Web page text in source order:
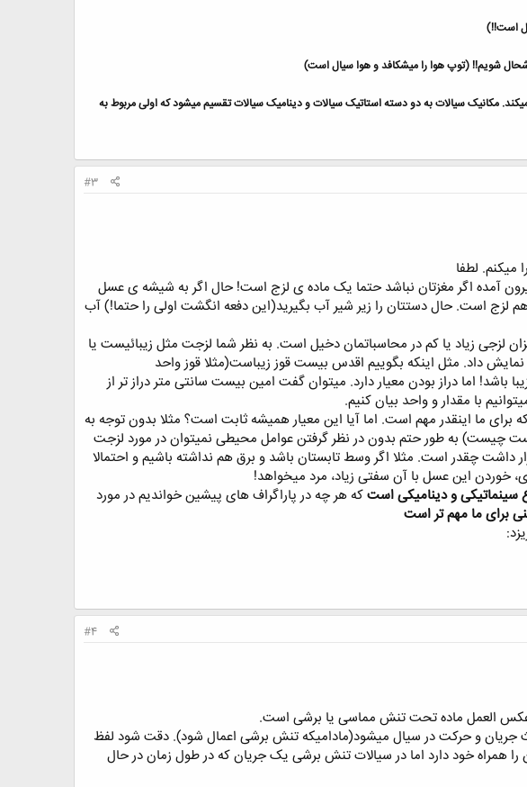
است!!)
شویم!! (توپ هوا را میشکافد و هوا سیال است)
مکانیک سیالات به دو دسته استاتیک سیالات و دینامیک سیالات تقسیم میشود که اولی مربوط به
#3
میکنم. لطفا
بیرون آمده اگر مغزتان نباشد حتما یک ماده ی لزج است! حال اگر به شیشه ی عسل
لزج است. حال دستتان را زیر شیر آب بگیرید(این دفعه انگشت اولی را حتما!) آب
لزجی زیاد یا کم در محاسباتمان دخیل است. به نظر شما لزجت مثل زیبائیست یا
نمایش داد. مثل اینکه بگوییم اقدس بیست قوز زیباست(مثلا قوز واحد
اما دراز بودن معیار دارد. میتوان گفت امین بیست سانتی متر دراز تر از
با مقدار و واحد بیان کنیم.
ما اینقدر مهم است. اما آیا این معیار همیشه ثابت است؟ مثلا بدون توجه به
چیست) به طور حتم بدون در نظر گرفتن عوامل محیطی نمیتوان در مورد لزجت
داشت چقدر است. مثلا اگر وسط تابستان باشد و برق هم نداشته باشیم و احتمالا
خوردن این عسل با آن سفتی زیاد، مرد میخواهد!
سینماتیکی و دینامیکی استکه هر چه در پاراگراف های پیشین خواندیم در مورد
برای ما مهم تر است
#4
عکس العمل ماده تحت تنش مماسی یا برشی است.
و حرکت در سیال میشود(مادامیکه تنش برشی اعمال شود). دقت شود لفظ
همراه خود دارد اما در سیالات تنش برشی یک جریان که در طول زمان در حال